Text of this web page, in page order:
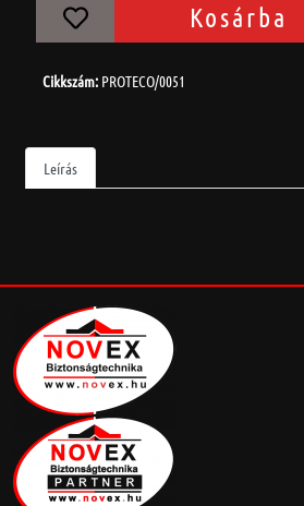
Kosárba
Cikkszám: PROTECO/0051
Leírás